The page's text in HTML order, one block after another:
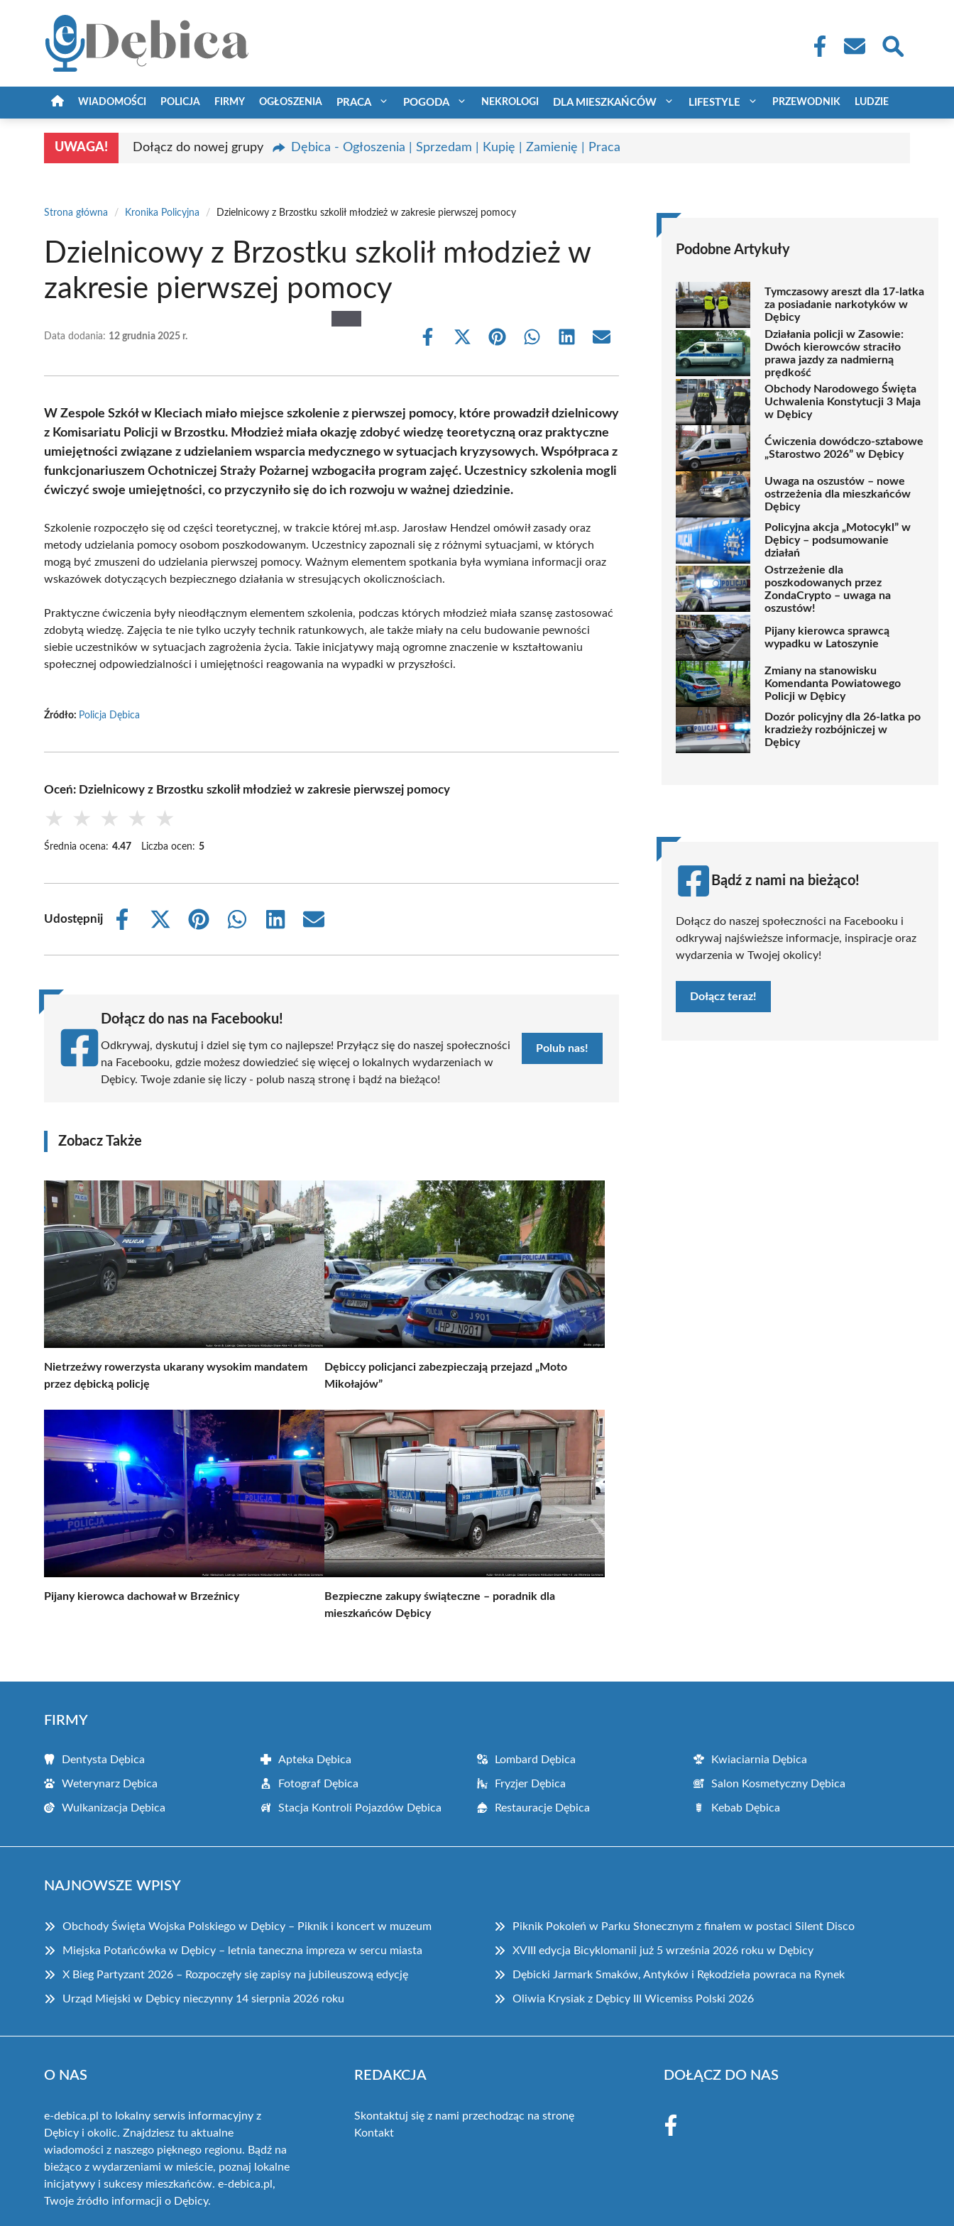
WIADOMOŚCI POLICJA FIRMY OGŁOSZENIA PRACA POGODA NEKROLOGI DLA MIESZKAŃCÓW LIFESTYLE PRZEWODNIK LUDZIE
UWAGA! Dołącz do nowej grupy Dębica - Ogłoszenia | Sprzedam | Kupię | Zamienię | Praca
Strona główna / Kronika Policyjna / Dzielnicowy z Brzostku szkolił młodzież w zakresie pierwszej pomocy
Dzielnicowy z Brzostku szkolił młodzież w
zakresie pierwszej pomocy
Data dodania: 12 grudnia 2025 r.
Share
Share
(Twitter)
Share Share Share Share
W Zespole Szkół w Kleciach miało miejsce szkolenie z pierwszej pomocy, które prowadził dzielnicowy
z Komisariatu Policji w Brzostku. Młodzież miała okazję zdobyć wiedzę teoretyczną oraz praktyczne
umiejętności związane z udzielaniem wsparcia medycznego w sytuacjach kryzysowych. Współpraca z
funkcjonariuszem Ochotniczej Straży Pożarnej wzbogaciła program zajęć. Uczestnicy szkolenia mogli
ćwiczyć swoje umiejętności, co przyczyniło się do ich rozwoju w ważnej dziedzinie.
Szkolenie rozpoczęło się od części teoretycznej, w trakcie której mł.asp. Jarosław Hendzel omówił zasady oraz
metody udzielania pomocy osobom poszkodowanym. Uczestnicy zapoznali się z różnymi sytuacjami, w których
mogą być zmuszeni do udzielania pierwszej pomocy. Ważnym elementem spotkania była wymiana informacji oraz
wskazówek dotyczących bezpiecznego działania w stresujących okolicznościach.
Praktyczne ćwiczenia były nieodłącznym elementem szkolenia, podczas których młodzież miała szansę zastosować
zdobytą wiedzę. Zajęcia te nie tylko uczyły technik ratunkowych, ale także miały na celu budowanie pewności
siebie uczestników w sytuacjach zagrożenia życia. Takie inicjatywy mają ogromne znaczenie w kształtowaniu
społecznej odpowiedzialności i umiejętności reagowania na wypadki w przyszłości.
Źródło: Policja Dębica
Oceń: Dzielnicowy z Brzostku szkolił młodzież w zakresie pierwszej pomocy
★ ★ ★ ★ ★
Średnia ocena: 4.47 Liczba ocen: 5
Udostępnij
Share
Share
(Twitter)
Share
Share
Share
Share
Dołącz do nas na Facebooku!
Odkrywaj, dyskutuj i dziel się tym co najlepsze! Przyłącz się do naszej społeczności
na Facebooku, gdzie możesz dowiedzieć się więcej o lokalnych wydarzeniach w
Dębicy. Twoje zdanie się liczy - polub naszą stronę i bądź na bieżąco!
Polub nas!
Zobacz Także
Nietrzeźwy rowerzysta ukarany wysokim mandatem
przez dębicką policję
Dębiccy policjanci zabezpieczają przejazd „Moto
Mikołajów”
Pijany kierowca dachował w Brzeźnicy
Bezpieczne zakupy świąteczne – poradnik dla
mieszkańców Dębicy
Podobne Artykuły
Tymczasowy areszt dla 17-latka
za posiadanie narkotyków w
Dębicy
Działania policji w Zasowie:
Dwóch kierowców straciło
prawa jazdy za nadmierną
prędkość
Obchody Narodowego Święta
Uchwalenia Konstytucji 3 Maja
w Dębicy
Ćwiczenia dowódczo-sztabowe
„Starostwo 2026” w Dębicy
Uwaga na oszustów – nowe
ostrzeżenia dla mieszkańców
Dębicy
Policyjna akcja „Motocykl” w
Dębicy – podsumowanie
działań
Ostrzeżenie dla
poszkodowanych przez
ZondaCrypto – uwaga na
oszustów!
Pijany kierowca sprawcą
wypadku w Latoszynie
Zmiany na stanowisku
Komendanta Powiatowego
Policji w Dębicy
Dozór policyjny dla 26-latka po
kradzieży rozbójniczej w
Dębicy
Bądź z nami na bieżąco!
Dołącz do naszej społeczności na Facebooku i
odkrywaj najświeższe informacje, inspiracje oraz
wydarzenia w Twojej okolicy!
Dołącz teraz!
FIRMY
Dentysta Dębica Apteka Dębica Lombard Dębica Kwiaciarnia Dębica
Weterynarz Dębica Fotograf Dębica Fryzjer Dębica Salon Kosmetyczny Dębica
Wulkanizacja Dębica Stacja Kontroli Pojazdów Dębica Restauracje Dębica Kebab Dębica
NAJNOWSZE WPISY
Obchody Święta Wojska Polskiego w Dębicy – Piknik i koncert w muzeum Piknik Pokoleń w Parku Słonecznym z finałem w postaci Silent Disco
Miejska Potańcówka w Dębicy – letnia taneczna impreza w sercu miasta XVIII edycja Bicyklomanii już 5 września 2026 roku w Dębicy
X Bieg Partyzant 2026 – Rozpoczęły się zapisy na jubileuszową edycję Dębicki Jarmark Smaków, Antyków i Rękodzieła powraca na Rynek
Urząd Miejski w Dębicy nieczynny 14 sierpnia 2026 roku Oliwia Krysiak z Dębicy III Wicemiss Polski 2026
O NAS
e-debica.pl to lokalny serwis informacyjny z
Dębicy i okolic. Znajdziesz tu aktualne
wiadomości z naszego pięknego regionu. Bądź na
bieżąco z wydarzeniami w mieście, poznaj lokalne
inicjatywy i sukcesy mieszkańców. e-debica.pl,
Twoje źródło informacji o Dębicy.
REDAKCJA
Skontaktuj się z nami przechodząc na stronę
Kontakt
DOŁĄCZ DO NAS